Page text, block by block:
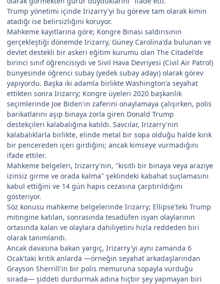
Trump yönetimi içinde Irizarry'yi bu göreve tam olarak kimin
atadığı ise belirsizliğini koruyor.
Mahkeme kayıtlarına göre; Kongre Binası saldırısının
gerçekleştiği dönemde Irizarry, Güney Carolina'da bulunan ve
devlet destekli bir askeri eğitim kurumu olan The Citadel'de
birinci sınıf öğrencisiydi ve Sivil Hava Devriyesi (Civil Air Patrol)
bünyesinde öğrenci subay (yedek subay adayı) olarak görev
yapıyordu. Başka iki adamla birlikte Washington'a seyahat
ettikten sonra Irizarry; Kongre üyeleri 2020 başkanlık
seçimlerinde Joe Biden'ın zaferini onaylamaya çalışırken, polis
barikatlarını aşıp binaya zorla giren Donald Trump
destekçileri kalabalığına katıldı. Savcılar, Irizarry'nin
kalabalıklarla birlikte, elinde metal bir sopa olduğu halde kırık
bir pencereden içeri girdiğini; ancak kimseye vurmadığını
ifade ettiler.
Mahkeme belgeleri, Irizarry'nin, "kısıtlı bir binaya veya araziye
izinsiz girme ve orada kalma" şeklindeki kabahat suçlamasını
kabul ettiğini ve 14 gün hapis cezasına çarptırıldığını
gösteriyor.
Söz konusu mahkeme belgelerinde Irizarry; Ellipse'teki Trump
mitingine katılan, sonrasında tesadüfen isyan olaylarının
ortasında kalan ve olaylara dahiliyetini hızla reddeden biri
olarak tanımlandı.
Ancak davasına bakan yargıç, Irizarry'yi aynı zamanda 6
Ocak'taki kritik anlarda —örneğin seyahat arkadaşlarından
Grayson Sherrill'in bir polis memuruna sopayla vurduğu
sırada— şiddeti durdurmak adına hiçbir şey yapmayan biri